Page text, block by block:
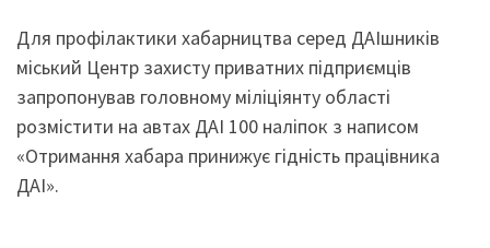
Для профілактики хабарництва серед ДАІшників
міський Центр захисту приватних підприємців
запропонував головному міліціянту області
розмістити на автах ДАІ 100 наліпок з написом
«Отримання хабара принижує гідність працівника
ДАІ».